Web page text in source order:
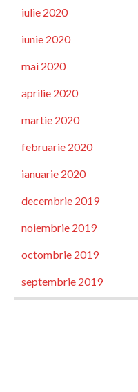
iulie 2020
iunie 2020
mai 2020
aprilie 2020
martie 2020
februarie 2020
ianuarie 2020
decembrie 2019
noiembrie 2019
octombrie 2019
septembrie 2019